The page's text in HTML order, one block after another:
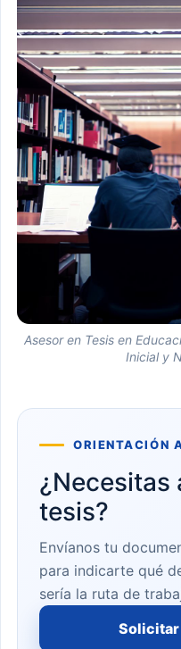
Asesor en Tesis en
Inicial y
ORIENTACIÓN
¿Necesitas
tesis?
Envíanos tu
para indicarte qué
sería la ruta de